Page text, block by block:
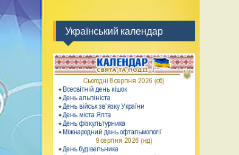
Український календар